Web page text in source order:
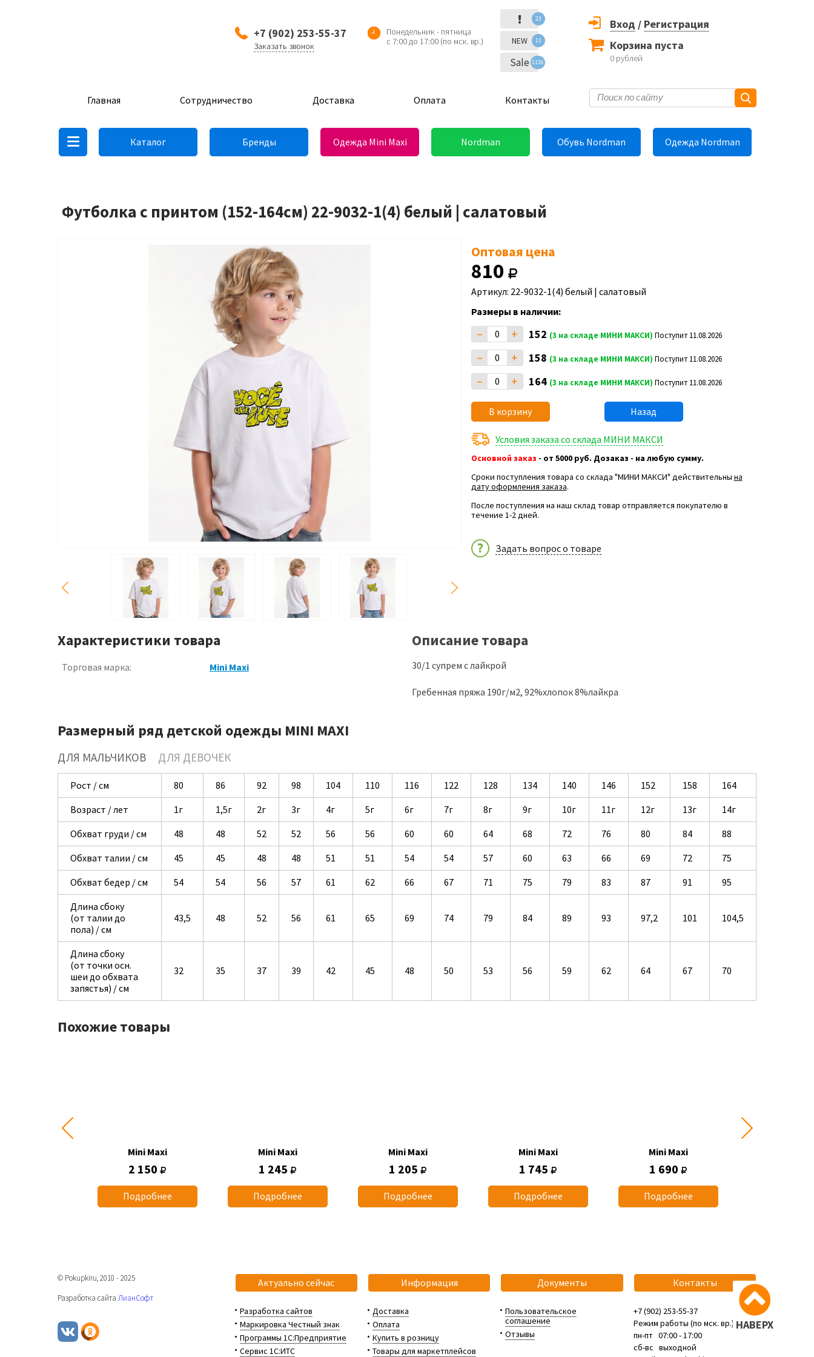
+7 (902) 253-55-37
Заказать звонок
Понедельник - пятница
с 7:00 до 17:00 (по мск. вр.)
! 23
NEW 11
Sale 1136
Вход / Регистрация
Корзина пуста
0 рублей
Главная Сотрудничество Доставка Оплата Контакты
Каталог Бренды Одежда Mini Maxi Nordman Обувь Nordman Одежда Nordman
Футболка с принтом (152-164см) 22-9032-1(4) белый | салатовый
Оптовая цена
810
Артикул: 22-9032-1(4) белый | салатовый
Размеры в наличии:
– + 152 (3 на складе МИНИ МАКСИ) Поступит 11.08.2026
– + 158 (3 на складе МИНИ МАКСИ) Поступит 11.08.2026
– + 164 (3 на складе МИНИ МАКСИ) Поступит 11.08.2026
В корзину Назад
Условия заказа со склада МИНИ МАКСИ
Основной заказ - от 5000 руб. Дозаказ - на любую сумму.
Сроки поступления товара со склада "МИНИ МАКСИ" действительны на
дату оформления заказа.
После поступления на наш склад товар отправляется покупателю в
течение 1-2 дней.
Задать вопрос о товаре
Характеристики товара
Торговая марка: Mini Maxi
Описание товара
30/1 супрем с лайкрой
Гребенная пряжа 190г/м2, 92%хлопок 8%лайкра
Размерный ряд детской одежды MINI MAXI
ДЛЯ МАЛЬЧИКОВ ДЛЯ ДЕВОЧЕК
Рост / см 80 86 92 98 104 110 116 122 128 134 140 146 152 158
164
Возраст / лет
1г 1,5г 2г 3г 4г 5г 6г 7г 8г 9г 10г 11г 12г 13г
14г
Обхват груди / см
48 48 52 52 56 56 60 60 64 68 72 76 80 84
88
Обхват талии / см
45 45 48 48 51 51 54 54 57 60 63 66 69 72
75
Обхват бедер / см
54 54 56 57 61 62 66 67 71 75 79 83 87 91
95
Длина сбоку
(от талии до
пола) / см
43,5 48 52 56 61 65 69 74 79 84 89 93 97,2 101 104,5
Длина сбоку
(от точки осн.
шеи до обхвата
запястья) / см
32 35 37 39 42 45 48 50 53 56 59 62 64 67 70
Похожие товары
Mini Maxi
2 150
Подробнее
Mini Maxi
1 245
Подробнее
Mini Maxi
1 205
Подробнее
Mini Maxi
1 745
Подробнее
Mini Maxi
1 690
Подробнее
НАВЕРХ
Актуально сейчас
Разработка сайтов
Маркировка Честный знак
Программы 1С:Предприятие
Сервис 1С:ИТС
Информация
Доставка
Оплата
Купить в розницу
Товары для маркетплейсов
Документы
Пользовательское
соглашение
Отзывы
Контакты
+7 (902) 253-55-37
Режим работы (по мск. вр.):
пн-пт 07:00 - 17:00
сб-вс выходной
© Pokupkiru, 2010 - 2025
Разработка сайта ЛианСофт